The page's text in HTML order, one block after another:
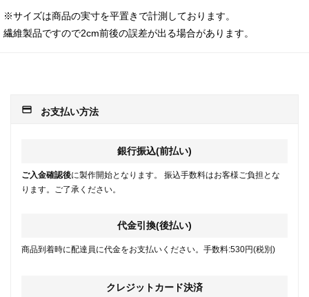
※サイズは商品の実寸を平置きで計測しております。
繊維製品ですので2cm前後の誤差が出る場合があります。
payment お支払い方法
銀行振込(前払い)
ご入金確認後に製作開始となります。 振込手数料はお客様ご負担とな
ります。ご了承ください。
代金引換(後払い)
商品到着時に配達員に代金をお支払いください。手数料:530円(税別)
クレジットカード決済